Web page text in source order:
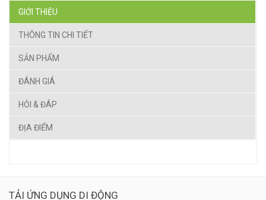
GIỚI THIỆU
THÔNG TIN CHI TIẾT
SẢN PHẨM
ĐÁNH GIÁ
HỎI & ĐÁP
ĐỊA ĐIỂM
TẢI ỨNG DỤNG DI ĐỘNG